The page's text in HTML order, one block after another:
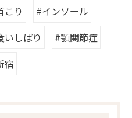
こり
#インソール
いしばり
#顎関節症
宿